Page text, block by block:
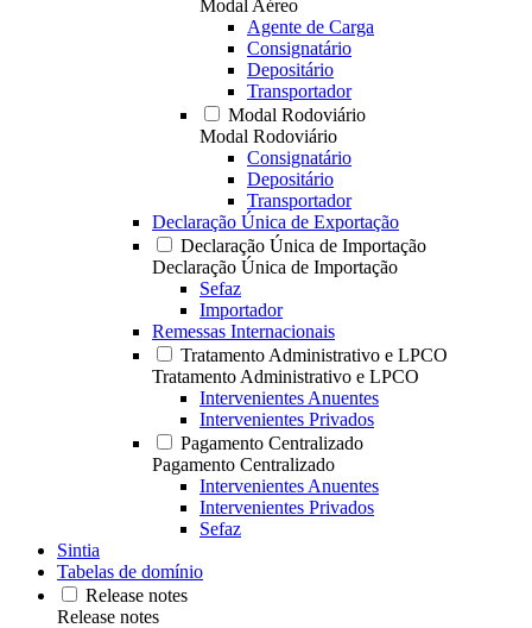
Modal Aéreo
Agente de Carga
Consignatário
Depositário
Transportador
Modal Rodoviário
Modal Rodoviário
Consignatário
Depositário
Transportador
Declaração Única de Exportação
Declaração Única de Importação
Declaração Única de Importação
Sefaz
Importador
Remessas Internacionais
Tratamento Administrativo e LPCO
Tratamento Administrativo e LPCO
Intervenientes Anuentes
Intervenientes Privados
Pagamento Centralizado
Pagamento Centralizado
Intervenientes Anuentes
Intervenientes Privados
Sefaz
Sintia
Tabelas de domínio
Release notes
Release notes